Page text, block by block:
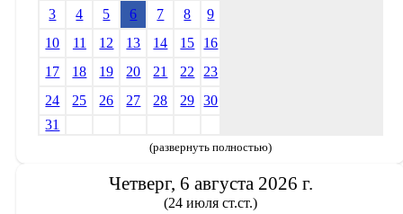
3
4 5 6 7 8
9
10
11 12 13 14 15
16
17
18 19 20 21 22
23
24
25 26 27 28 29
30
31
(развернуть полностью)
Четверг, 6 августа 2026 г.
(24 июля ст.ст.)